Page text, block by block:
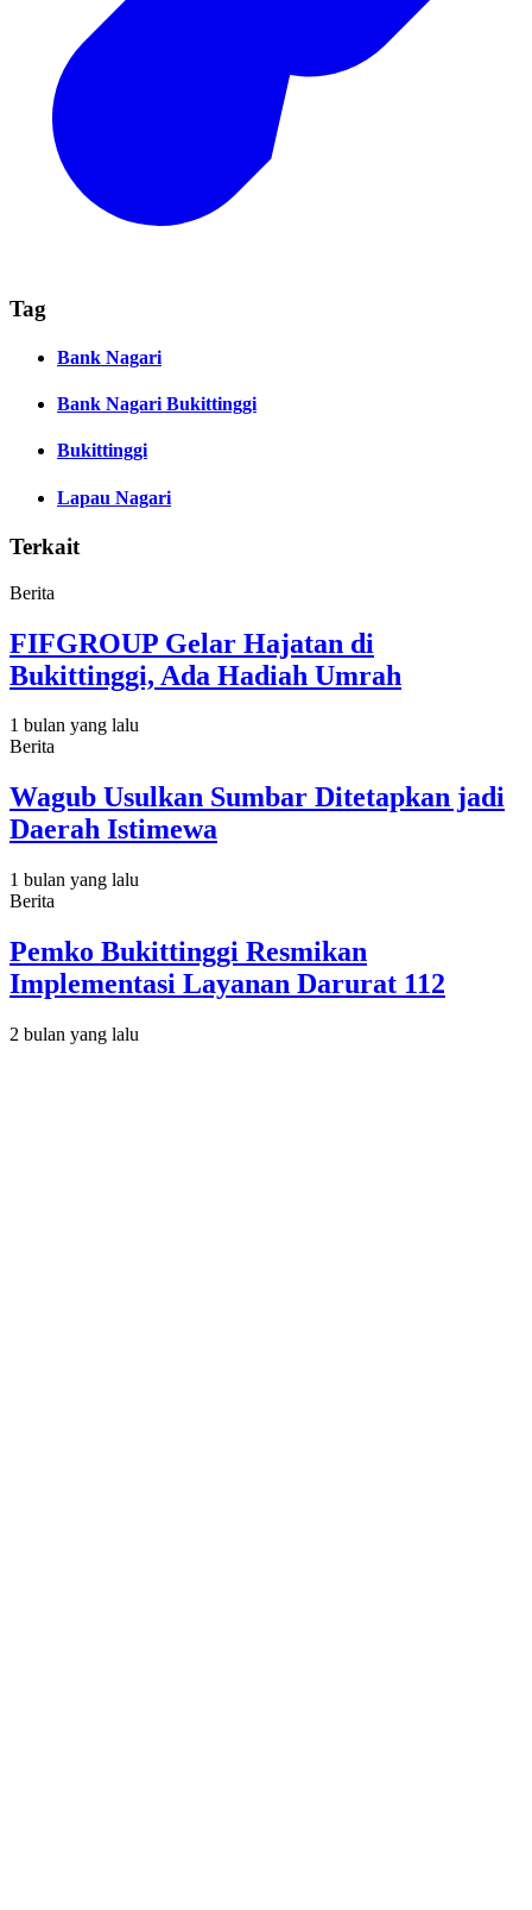
Tag
Bank Nagari
Bank Nagari Bukittinggi
Bukittinggi
Lapau Nagari
Terkait
Berita
FIFGROUP Gelar Hajatan di
Bukittinggi, Ada Hadiah Umrah
1 bulan yang lalu
Berita
Wagub Usulkan Sumbar Ditetapkan jadi
Daerah Istimewa
1 bulan yang lalu
Berita
Pemko Bukittinggi Resmikan
Implementasi Layanan Darurat 112
2 bulan yang lalu